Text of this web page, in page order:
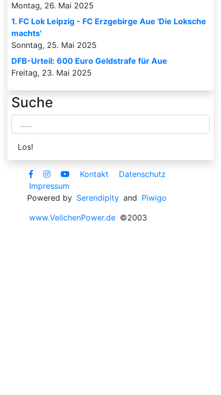
Montag, 26. Mai 2025
1. FC Lok Leipzig - FC Erzgebirge Aue 'Die Loksche
machts'
Sonntag, 25. Mai 2025
DFB-Urteil: 600 Euro Geldstrafe für Aue
Freitag, 23. Mai 2025
Suche
Kontakt
Datenschutz
Impressum
Powered by Serendipity and Piwigo
www.VeilchenPower.de ©2003